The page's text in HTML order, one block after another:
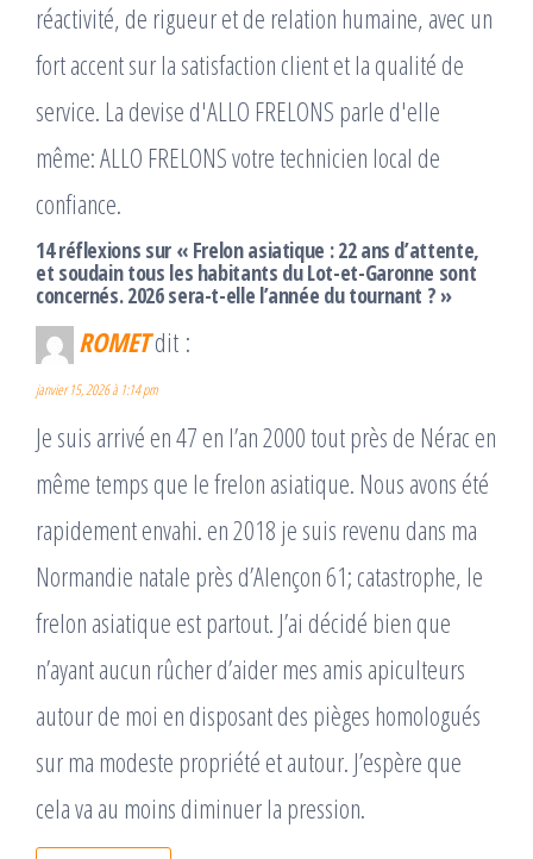
réactivité, de rigueur et de relation humaine, avec un
fort accent sur la satisfaction client et la qualité de
service. La devise d'ALLO FRELONS parle d'elle
même: ALLO FRELONS votre technicien local de
confiance.
14 réflexions sur « Frelon asiatique : 22 ans d’attente,
et soudain tous les habitants du Lot-et-Garonne sont
concernés. 2026 sera-t-elle l’année du tournant ? »
ROMETdit :
janvier 15, 2026 à 1:14 pm
Je suis arrivé en 47 en l’an 2000 tout près de Nérac en
même temps que le frelon asiatique. Nous avons été
rapidement envahi. en 2018 je suis revenu dans ma
Normandie natale près d’Alençon 61; catastrophe, le
frelon asiatique est partout. J’ai décidé bien que
n’ayant aucun rûcher d’aider mes amis apiculteurs
autour de moi en disposant des pièges homologués
sur ma modeste propriété et autour. J’espère que
cela va au moins diminuer la pression.